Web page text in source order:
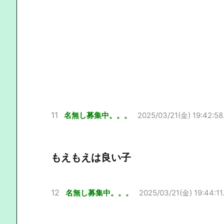
11 名無し募集中。。。 2025/03/21(金)
もえもえは良い子
12 名無し募集中。。。 2025/03/21(金)